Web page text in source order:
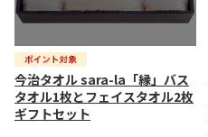
今治タオル sara-la「縁」バス
タオル1枚とフェイスタオル2枚
ギフトセット